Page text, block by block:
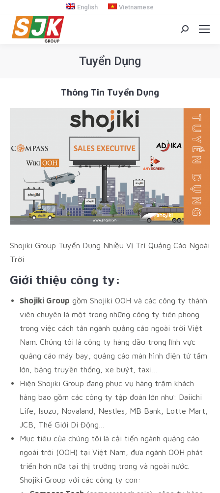
English Vietnamese
Search:
Tuyển Dụng
Thông Tin Tuyển Dụng
Shojiki Group Tuyển Dụng Nhiều Vị Trí Quảng Cáo Ngoài
Trời
Giới thiệu công ty:
Shojiki Group gồm Shojiki OOH và các công ty thành
viên chuyên là một trong những công ty tiên phong
trong việc cách tân ngành quảng cáo ngoài trời Việt
Nam. Chúng tôi là công ty hàng đầu trong lĩnh vực
quảng cáo máy bay, quảng cáo màn hình điện tử tấm
lớn, bảng truyền thống, xe buýt, taxi…
Hiện Shojiki Group đang phục vụ hàng trăm khách
hàng bao gồm các công ty tập đoàn lớn như: Daiichi
Life, Isuzu, Novaland, Nestles, MB Bank, Lotte Mart,
JCB, Thế Giới Di Động…
Mục tiêu của chúng tôi là cải tiến ngành quảng cáo
ngoài trời (OOH) tại Việt Nam, đưa ngành OOH phát
triển hơn nữa tại thị trường trong và ngoài nước.
Shojiki Group với các công ty con: